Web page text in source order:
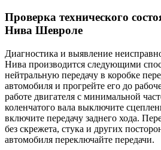
Проверка технического
Нива Шевроле
Диагностика и выявление
Нива производится следующими
нейтральную передачу в коробке
автомобиля и прогрейте его до
работе двигателя с минимальной
коленчатого вала выключите
включите передачу заднего хода.
без скрежета, стука и других
автомобиля переключайте передачи.